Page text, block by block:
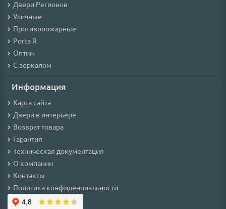
Двери Регионов
Уличные
Противопожарные
Porta R
Оптим
С зеркалом
Информация
Карта сайта
Двери в интерьере
Возврат товара
Гарантия
Техническая документация
О компании
Контакты
Политика конфиденциальности